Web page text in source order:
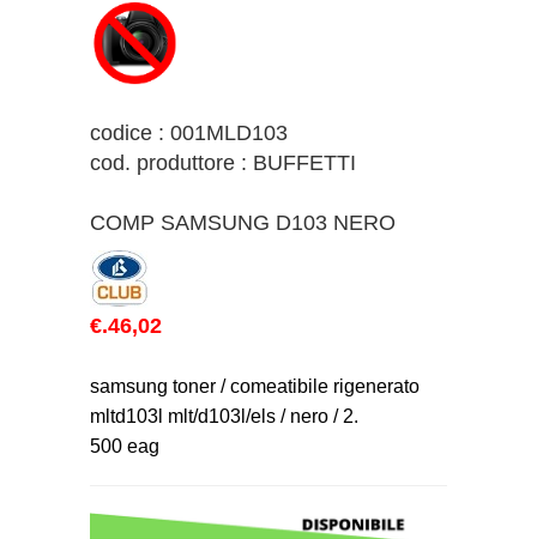
codice : 001MLD103
cod. produttore : BUFFETTI
COMP SAMSUNG D103 NERO
€.46,02
samsung toner / comeatibile rigenerato
mltd103l mlt/d103l/els / nero / 2.
500 eag